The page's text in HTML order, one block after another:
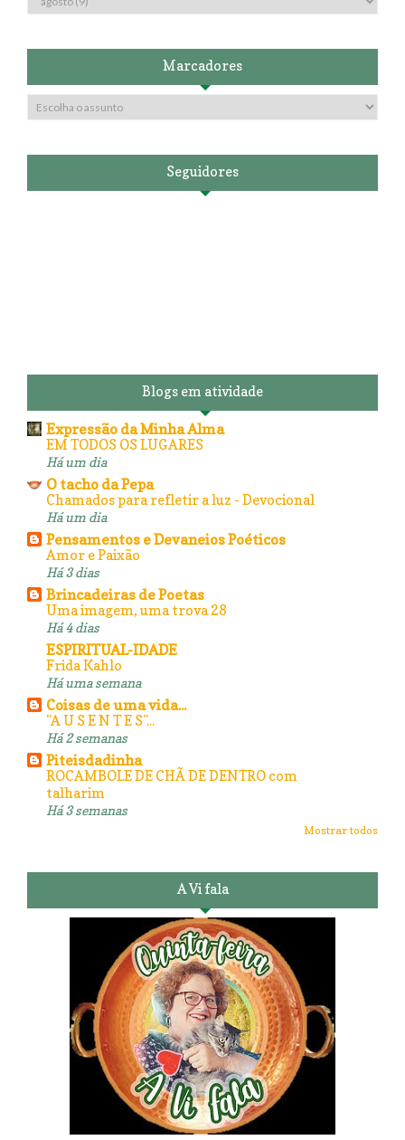
Marcadores
Seguidores
Blogs em atividade
Expressão da Minha Alma
EM TODOS OS LUGARES
Há um dia
O tacho da Pepa
Chamados para refletir a luz - Devocional
Há um dia
Pensamentos e Devaneios Poéticos
Amor e Paixão
Há 3 dias
Brincadeiras de Poetas
Uma imagem, uma trova 28
Há 4 dias
ESPIRITUAL-IDADE
Frida Kahlo
Há uma semana
Coisas de uma vida...
"A U S E N T E S"...
Há 2 semanas
Piteisdadinha
ROCAMBOLE DE CHÃ DE DENTRO com
talharim
Há 3 semanas
Mostrar todos
A Vi fala